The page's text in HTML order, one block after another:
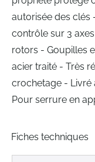
autorisée des clés
contrôle sur 3
rotors - Goupilles
acier traité - Très
crochetage - Livré
Pour serrure en
Fiches techniques